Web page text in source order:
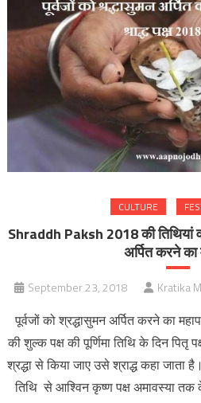
CULTURE
Shraddh Paksh 2018 की तिथियां
अर्पित करने का
September 23, 2018 Kratika
पूर्वजों को श्रद्धासुमन अर्पित करने का
की शुल्क पक्ष की पूर्णिमा तिथि के दिन पितृ
श्रद्धा से किया जाए उसे श्राद्ध कहा जाता
तिथि से आश्विन कृष्ण पक्ष अमावस्या